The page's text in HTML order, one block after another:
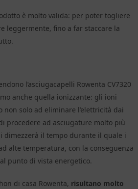
è molto valida: per poter togliere
leggermente, fino a far staccare la
l’asciugacapelli Rowenta CV7320
anche quella ionizzante: gli ioni
solo ad eliminare l’elettricità dai
procedere ad asciugature molto più
dimezzerà il tempo durante il quale i
alte temperatura, con la conseguenza
punto di vista energetico.
di casa Rowenta, risultano molto